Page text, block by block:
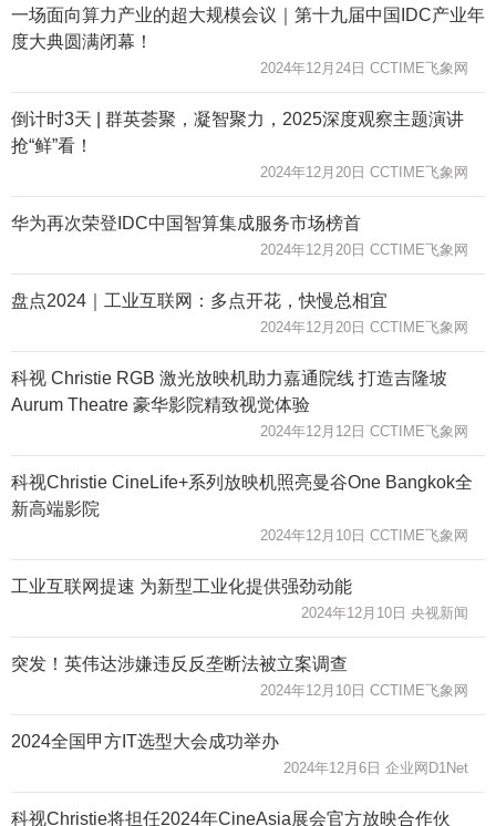
一场面向算力产业的超大规模会议｜第十九届中国IDC产业年
度大典圆满闭幕！
2024年12月24日 CCTIME飞象网
倒计时3天 | 群英荟聚，凝智聚力，2025深度观察主题演讲
抢“鲜”看！
2024年12月20日 CCTIME飞象网
华为再次荣登IDC中国智算集成服务市场榜首
2024年12月20日 CCTIME飞象网
盘点2024｜工业互联网：多点开花，快慢总相宜
2024年12月20日 CCTIME飞象网
科视 Christie RGB 激光放映机助力嘉通院线 打造吉隆坡
Aurum Theatre 豪华影院精致视觉体验
2024年12月12日 CCTIME飞象网
科视Christie CineLife+系列放映机照亮曼谷One Bangkok全
新高端影院
2024年12月10日 CCTIME飞象网
工业互联网提速 为新型工业化提供强劲动能
2024年12月10日 央视新闻
突发！英伟达涉嫌违反反垄断法被立案调查
2024年12月10日 CCTIME飞象网
2024全国甲方IT选型大会成功举办
2024年12月6日 企业网D1Net
科视Christie将担任2024年CineAsia展会官方放映合作伙